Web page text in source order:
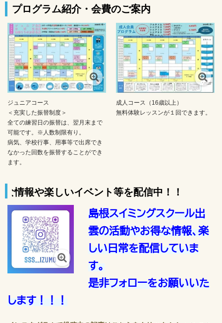
プログラム紹介・会費のご案内
ジュニアコース
＜充実した振替制度＞
全ての練習日の振替は、翌月末まで
可能です。※人数制限有り。
病気、学校行事、用事等で出席でき
なかった回数を振替することができ
ます。
成人コース（16歳以上）
無料体験レッスンが１回できます。
ント等を配信中！！
島根スイミングスクール出
雲の活動やお得な情報、楽
しい日常を配信していま
す。
是非フォローをお願いいた
します！！！